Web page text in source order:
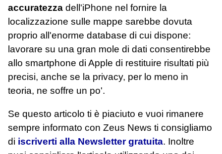
accuratezza dell'iPhone nel fornire la
localizzazione sulle mappe sarebbe dovuta
proprio all'enorme database di cui dispone:
lavorare su una gran mole di dati consentirebbe
allo smartphone di Apple di restituire risultati più
precisi, anche se la privacy, per lo meno in
teoria, ne soffre un po'.
Se questo articolo ti è piaciuto e vuoi rimanere
sempre informato con Zeus News ti consigliamo
di iscriverti alla Newsletter gratuita. Inoltre